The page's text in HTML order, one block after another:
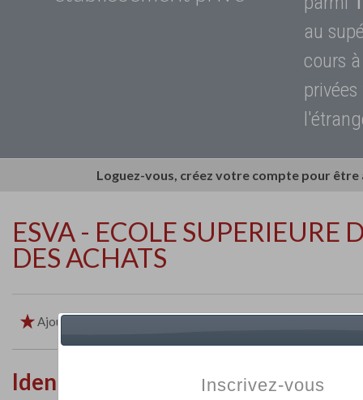
au
cours
Loguez-vous, créez votre compte pour
ESVA - ECOLE SUPERIEURE
DES ACHATS
Ajouter aux favoris
Identité de l'établissement
Inscrivez-vous